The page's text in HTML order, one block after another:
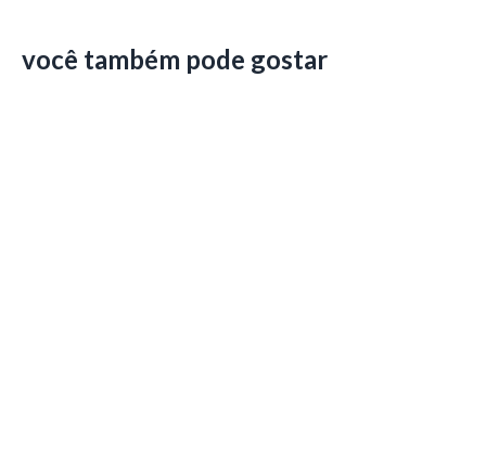
você também pode gostar